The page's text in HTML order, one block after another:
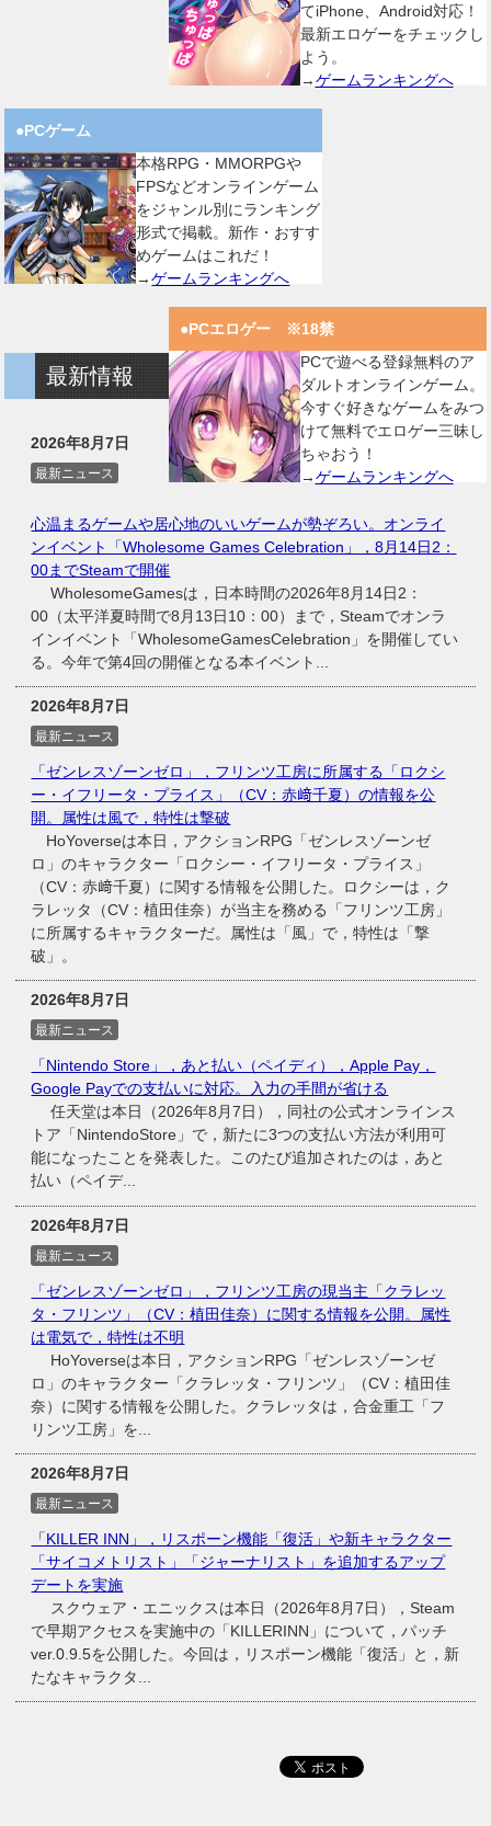
てiPhone、Android対応！
最新エロゲーをチェックし
よう。
→ゲームランキングへ
●PCゲーム
本格RPG・MMORPGや
FPSなどオンラインゲーム
をジャンル別にランキング
形式で掲載。新作・おすす
めゲームはこれだ！
→ゲームランキングへ
●PCエロゲー ※18禁
PCで遊べる登録無料のア
ダルトオンラインゲーム。
今すぐ好きなゲームをみつ
けて無料でエロゲー三昧し
ちゃおう！
→ゲームランキングへ
最新情報
2026年8月7日
最新ニュース
心温まるゲームや居心地のいいゲームが勢ぞろい。オンライ
ンイベント「Wholesome Games Celebration」，8月14日2：
00までSteamで開催
WholesomeGamesは，日本時間の2026年8月14日2：
00（太平洋夏時間で8月13日10：00）まで，Steamでオンラ
インイベント「WholesomeGamesCelebration」を開催してい
る。今年で第4回の開催となる本イベント...
2026年8月7日
最新ニュース
「ゼンレスゾーンゼロ」，フリンツ工房に所属する「ロクシ
ー・イフリータ・プライス」（CV：赤﨑千夏）の情報を公
開。属性は風で，特性は撃破
HoYoverseは本日，アクションRPG「ゼンレスゾーンゼ
ロ」のキャラクター「ロクシー・イフリータ・プライス」
（CV：赤﨑千夏）に関する情報を公開した。ロクシーは，ク
ラレッタ（CV：植田佳奈）が当主を務める「フリンツ工房」
に所属するキャラクターだ。属性は「風」で，特性は「撃
破」。
2026年8月7日
最新ニュース
「Nintendo Store」，あと払い（ペイディ），Apple Pay，
Google Payでの支払いに対応。入力の手間が省ける
任天堂は本日（2026年8月7日），同社の公式オンラインス
トア「NintendoStore」で，新たに3つの支払い方法が利用可
能になったことを発表した。このたび追加されたのは，あと
払い（ペイデ...
2026年8月7日
最新ニュース
「ゼンレスゾーンゼロ」，フリンツ工房の現当主「クラレッ
タ・フリンツ」（CV：植田佳奈）に関する情報を公開。属性
は電気で，特性は不明
HoYoverseは本日，アクションRPG「ゼンレスゾーンゼ
ロ」のキャラクター「クラレッタ・フリンツ」（CV：植田佳
奈）に関する情報を公開した。クラレッタは，合金重工「フ
リンツ工房」を...
2026年8月7日
最新ニュース
「KILLER INN」，リスポーン機能「復活」や新キャラクター
「サイコメトリスト」「ジャーナリスト」を追加するアップ
デートを実施
スクウェア・エニックスは本日（2026年8月7日），Steam
で早期アクセスを実施中の「KILLERINN」について，パッチ
ver.0.9.5を公開した。今回は，リスポーン機能「復活」と，新
たなキャラクタ...